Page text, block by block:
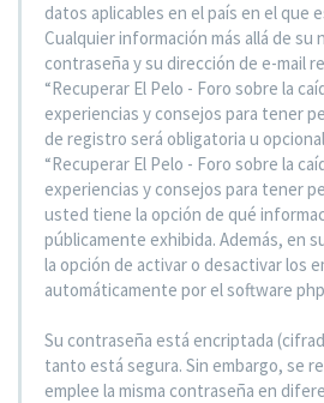
datos aplicables en el país en el que
Cualquier información más allá de su
contraseña y su dirección de e-mail
“Recuperar El Pelo - Foro sobre la
experiencias y consejos para tener
de registro será obligatoria u
“Recuperar El Pelo - Foro sobre la
experiencias y consejos para tener
usted tiene la opción de qué
públicamente exhibida. Además, en
la opción de activar o desactivar los
automáticamente por el software
Su contraseña está encriptada
tanto está segura. Sin embargo, se
emplee la misma contraseña en